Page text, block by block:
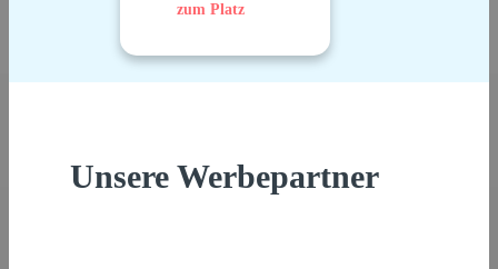
zum Platz
Unsere Werbepartner